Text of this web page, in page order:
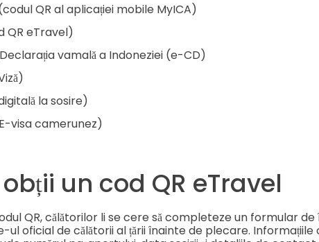
QR al aplicației mobile MyICA)
QR eTravel)
vamală a Indoneziei (e-CD)
la sosire)
visa camerunez)
un cod QR eTravel
QR, călătorilor li se cere să completeze un formular
ul oficial de călătorii al țării înainte de plecare. Informațiile